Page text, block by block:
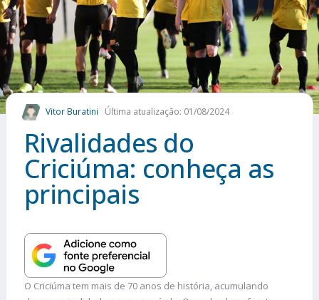
FUTEBOL INTERNACIONAL
COMO APOSTAR
MAIS ESPORTES
Vitor Buratini Última atualização: 01/08/2024
Rivalidades do
Criciúma: conheça as
principais
O Criciúma tem mais de 70 anos de história, acumulando